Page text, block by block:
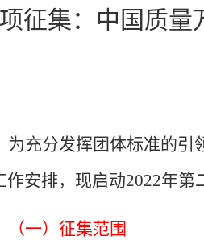
征集：中国质
为充分发挥团体标准的引
作安排，现启动2022年第
（一）征集范围